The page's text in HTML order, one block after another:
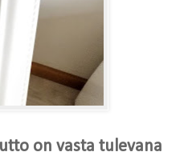
on vasta tulevana